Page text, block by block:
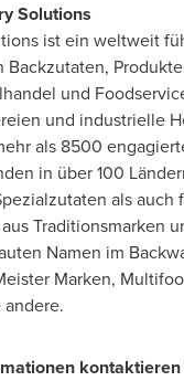
Solutions
ist ein weltweit
Backzutaten,
und
und industrielle
als 8500
in über 100
als auch
Traditionsmarken
Namen im
Marken,